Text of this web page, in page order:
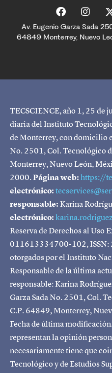
Av. Eugenio Garza Sada
64849 Monterrey, Nuevo
TECSCIENCE, año 1, 25 de
diaria del Instituto
de Monterrey, con domicilio
No. 2501, Col. Tecnológico
Monterrey, Nuevo León,
2000.Página web:https://
electrónico:
responsable:Karina
electrónico:
Reserva de Derechos al
011613334700-102, ISSN:
otorgados por el Instituto
Responsable de la última
responsable: Karina
Garza Sada No. 2501, Col.
C.P. 64849, Monterrey,
Fecha de última
representan la opinión
necesariamente tiene que
Tecnológico y de Estudios